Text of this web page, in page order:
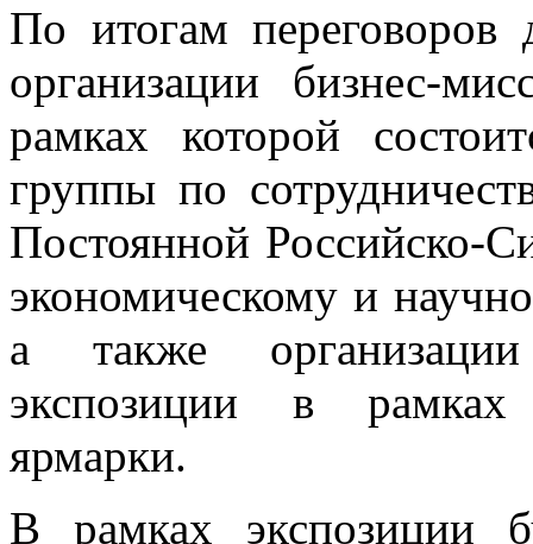
По итогам переговоров
организации бизнес-
рамках которой
группы по
Постоянной Российско-
экономическому и
а также
экспозиции в
ярмарки.
В рамках экспозиции